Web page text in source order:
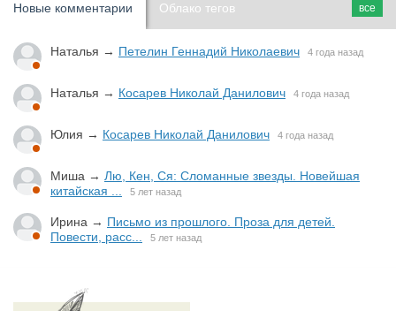
Новые комментарии Облако тегов все
Наталья → Петелин Геннадий Николаевич 4 года назад
Наталья → Косарев Николай Данилович 4 года назад
Юлия → Косарев Николай Данилович 4 года назад
Миша → Лю, Кен, Ся: Сломанные звезды. Новейшая
китайская ...
5 лет назад
Ирина → Письмо из прошлого. Проза для детей.
Повести, расс...
5 лет назад